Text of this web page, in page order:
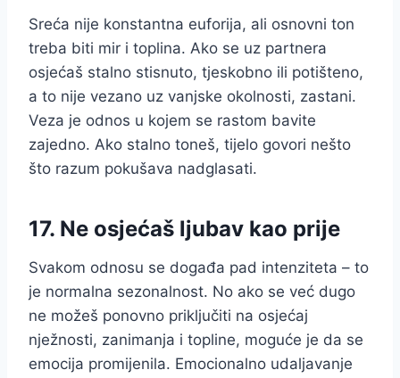
Sreća nije konstantna euforija, ali osnovni ton
treba biti mir i toplina. Ako se uz partnera
osjećaš stalno stisnuto, tjeskobno ili potišteno,
a to nije vezano uz vanjske okolnosti, zastani.
Veza je odnos u kojem se rastom bavite
zajedno. Ako stalno toneš, tijelo govori nešto
što razum pokušava nadglasati.
17. Ne osjećaš ljubav kao prije
Svakom odnosu se događa pad intenziteta – to
je normalna sezonalnost. No ako se već dugo
ne možeš ponovno priključiti na osjećaj
nježnosti, zanimanja i topline, moguće je da se
emocija promijenila. Emocionalno udaljavanje